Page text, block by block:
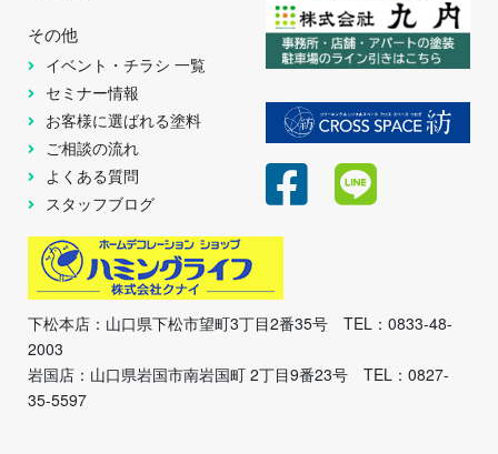
その他
イベント・チラシ 一覧
セミナー情報
お客様に選ばれる塗料
ご相談の流れ
よくある質問
スタッフブログ
下松本店：山口県下松市望町3丁目2番35号 TEL：0833-48-
2003
岩国店：山口県岩国市南岩国町 2丁目9番23号 TEL：0827-
35-5597